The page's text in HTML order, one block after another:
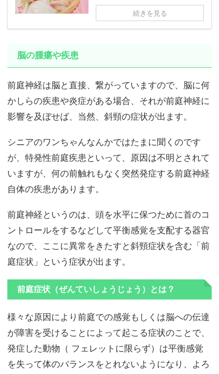
続きを見る
脳の腫瘍や疾患
前庭神経は脳と直接、繋がっていますので、脳に何
かしらの疾患や炎症がある場合、それが前庭神経に
影響を及ぼせば、当然、斜頸の症状が出ます。
シニアのワンちゃんなんかではたまに聞くのです
が、特発性前庭疾患といって、原因は不明とされて
いますが、何の前触れもなく突然発症する前庭神経
自体の疾患があります。
前庭神経というのは、頭を水平に保つために首のコ
ントロールをするなどして平衡感覚を支配する器官
なので、ここに異常をきたすと斜頸症状を含む「前
庭症状」という症状が出ます。
前庭症状（ぜんていしょうじょう）とは？
様々な原因により前庭での感覚もしくは脳への伝達
が障害を受けることによって起こる症状のことで、
発症した動物（ フェレットに限らず）は平衡感覚
を失って体のバランスをとれないようになり、よろ